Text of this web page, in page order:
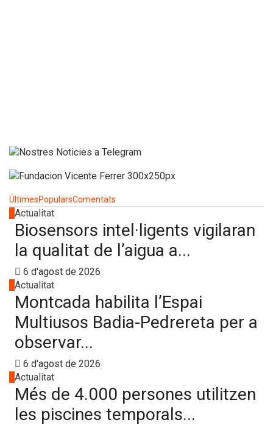
ÚltimesPopularsComentats
Actualitat
Biosensors intel·ligents vigilaran
la qualitat de l’aigua a...
6 d'agost de 2026
Actualitat
Montcada habilita l’Espai
Multiusos Badia-Pedrereta per a
observar...
6 d'agost de 2026
Actualitat
Més de 4.000 persones utilitzen
les piscines temporals...